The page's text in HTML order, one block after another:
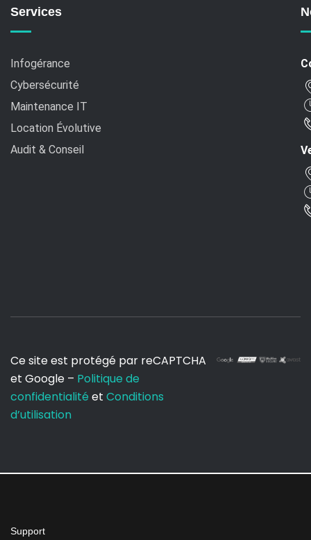
Services
Infogérance
Cybersécurité
Maintenance IT
Location Évolutive
Audit & Conseil
Ce site est protégé par reCAPTCHA
et Google – Politique de
confidentialité et Conditions
d’utilisation
Support